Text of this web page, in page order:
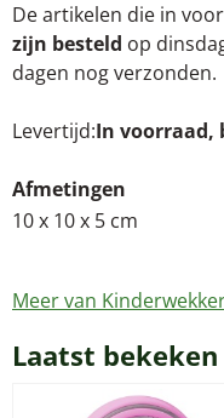
De artikelen die in
zijn besteld op
dagen nog verzonden.
Levertijd In voorraad,
Afmetingen
10 x 10 x 5 cm
Meer van
Laatst